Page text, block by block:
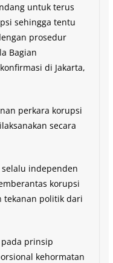
untuk terus
sehingga tentu
prosedur
Bagian
di Jakarta,
perkara korupsi
secara
selalu independen
korupsi
tekanan politik dari
pada prinsip
kehormatan